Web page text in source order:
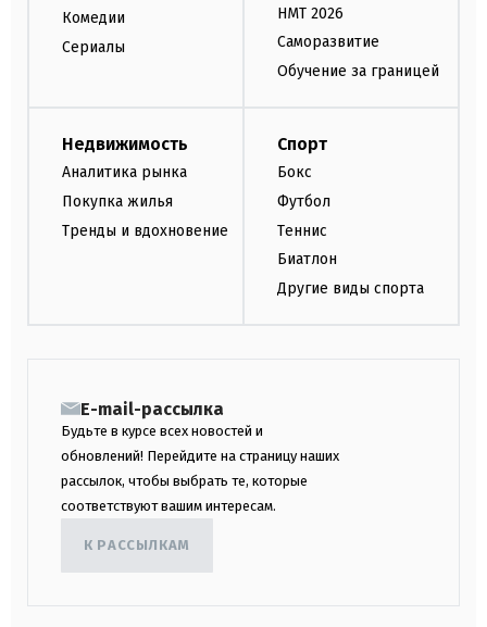
Комедии
Сериалы
НМТ 2026
Саморазвитие
Обучение за границей
Недвижимость
Аналитика рынка
Покупка жилья
Тренды и вдохновение
Спорт
Бокс
Футбол
Теннис
Биатлон
Другие виды спорта
E-mail-рассылка
Будьте в курсе всех новостей и
обновлений! Перейдите на страницу наших
рассылок, чтобы выбрать те, которые
соответствуют вашим интересам.
К РАССЫЛКАМ